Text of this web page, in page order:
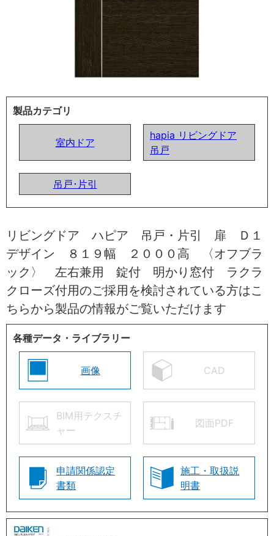
製品カテゴリ
室内ドア
hapia リビングドア
吊戸
吊戸･片引
リビングドア ハピア 吊戸・片引 扉 Ｄ１
デザイン ８１９幅 ２０００高 〈オフブラ
ック〉 左右兼用 錠付 明かり窓付 ラクラ
クローズ付用のご採用を検討されている方はこ
ちらから製品の情報がご覧いただけます
各種データ・ライブラリー
画像 CAD
BIM用テクスチ
ャー
図面PDF
申請関係認定
書類
施工・取扱説
明書